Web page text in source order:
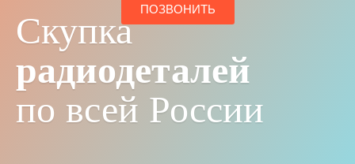
ПОЗВОНИТЬ
Скупка
радиодеталей
по всей России